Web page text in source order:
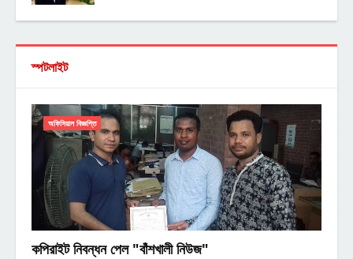
স্পটলাইট
অফিসিয়াল বিজ্ঞপ্তি
কপিরাইট নিবন্ধন পেল "বাঁশখালী নিউজ"